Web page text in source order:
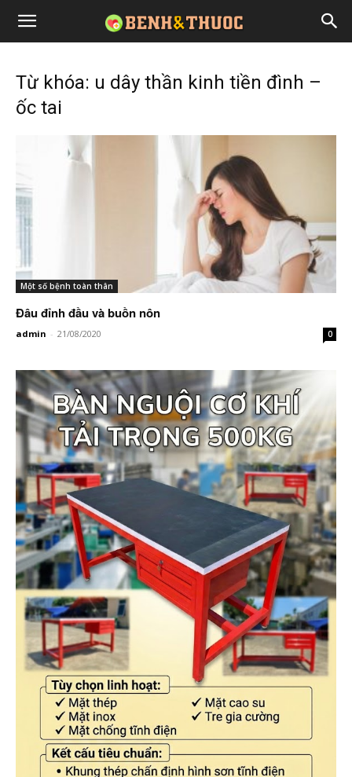
Từ khóa: u dây thần kinh tiền đình –
ốc tai
Một số bệnh toàn thân
Đâu đỉnh đầu và buồn nôn
admin - 21/08/2020 0